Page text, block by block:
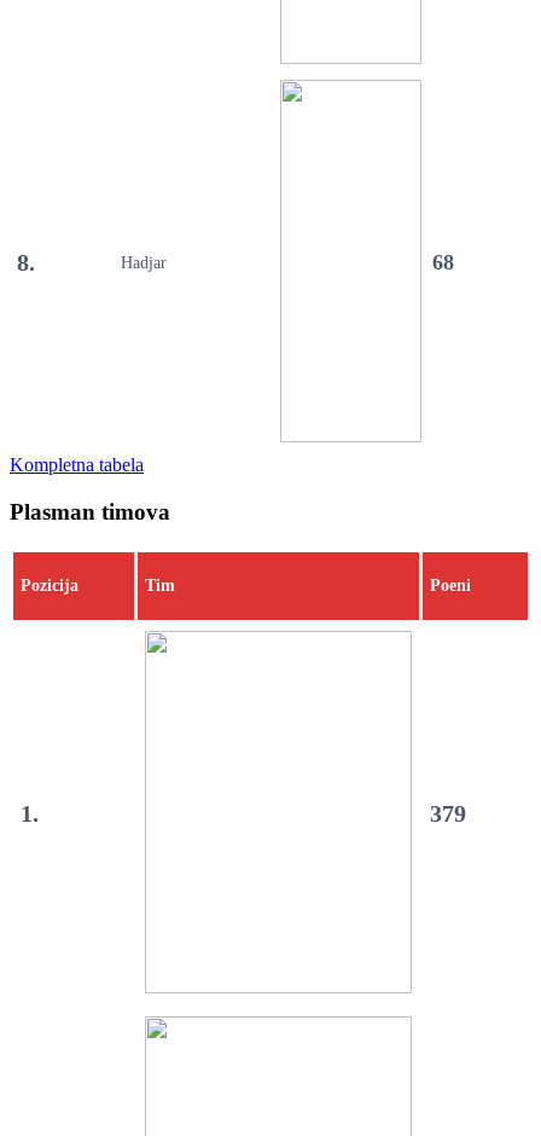
8. Hadjar 68
Kompletna tabela
Plasman timova
Pozicija Tim Poeni
1. 379